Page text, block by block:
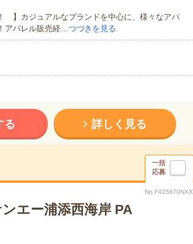
】カジュアルなブランドを中心に、様々なアパ
アパレル販売経…つづきを見る
る 詳しく見る
一括
応募
No.F425870NXX
エー浦添西海岸 PA